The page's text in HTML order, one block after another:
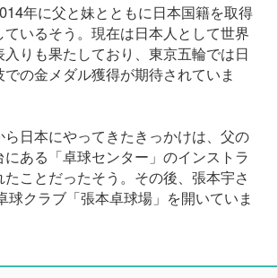
年に父と妹とともに日本国籍を取得
ているそう。現在は日本人として世界
りも果たしており、東京五輪では日
の金メダル獲得が期待されていま
日本にやってきたきっかけは、父の
ある「卓球センター」のインストラ
ことだったそう。その後、張本宇さ
球クラブ「張本卓球場」を開いていま